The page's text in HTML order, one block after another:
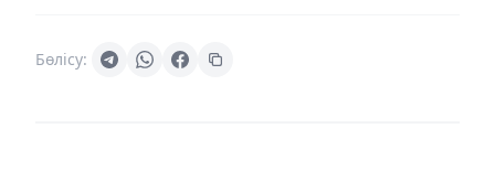
Бөлісу: